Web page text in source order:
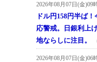
2026年08月07日(金)09
ドル円158円半ば
応警戒。日銀利上
地ならしに注目。
2026年08月07日(金)06